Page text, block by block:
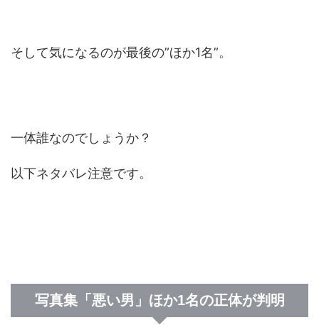
そして気になるのが最後の”ほか1名”。
一体誰なのでしょうか？
以下ネタバレ注意です。
写真集「悪い男」ほか1名の正体が判明